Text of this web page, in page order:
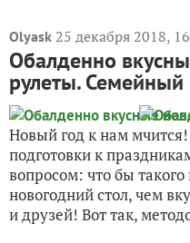
Olyask 25 декабря 2018,
Обалденно
рулеты. Семейный
Новый год к нам
подготовки к
вопросом: что бы
новогодний стол, чем
и друзей! Вот так,